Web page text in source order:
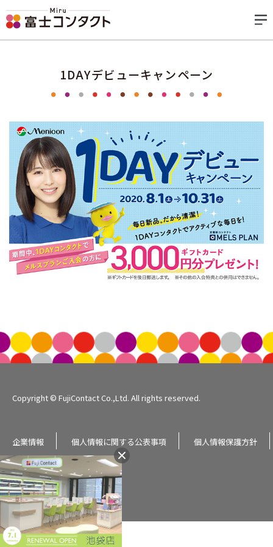
1DAYデビューキャンペーン
Copyright © FujiContact Co.,Ltd. All rights reserved.
企業情報 個人情報に関する公表事項
個人情報保護方針
サイトマップ